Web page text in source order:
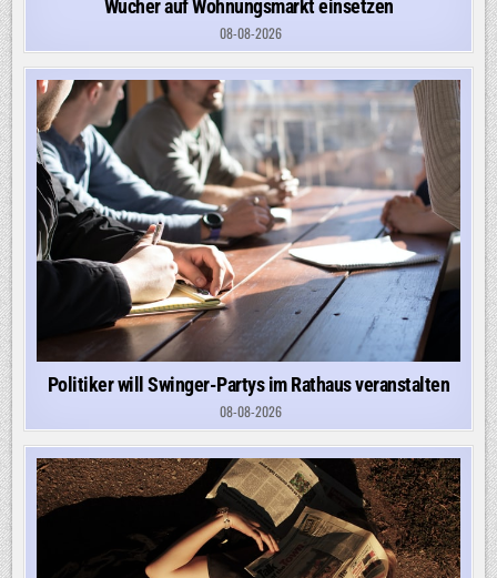
Wucher auf Wohnungsmarkt einsetzen
08-08-2026
Politiker will Swinger-Partys im Rathaus veranstalten
08-08-2026